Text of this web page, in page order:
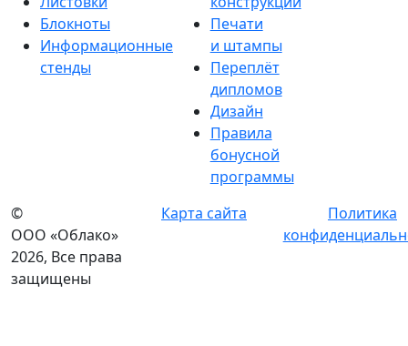
Блокноты
Информационные
стенды
Печати
и штампы
Переплёт
дипломов
Дизайн
Правила
бонусной
программы
©
ООО «Облако»
2026, Все права
защищены
Карта сайта
Политика